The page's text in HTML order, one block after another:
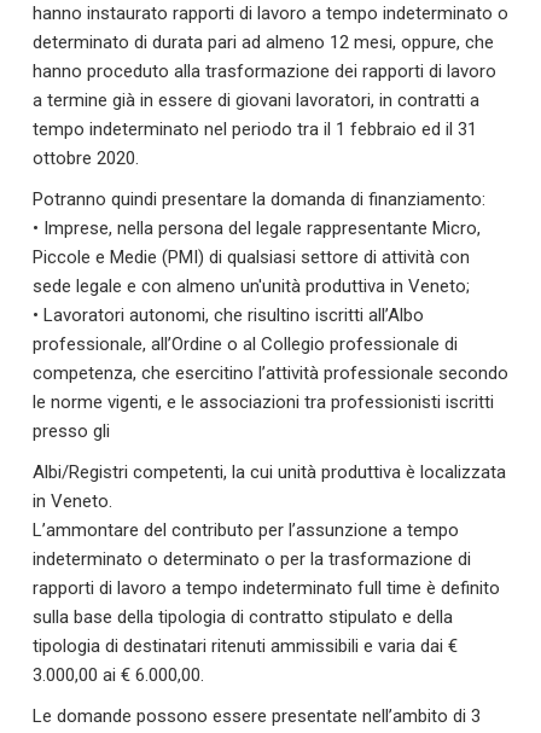
hanno instaurato rapporti di lavoro a tempo indeterminato o
determinato di durata pari ad almeno 12 mesi, oppure, che
hanno proceduto alla trasformazione dei rapporti di lavoro
a termine già in essere di giovani lavoratori, in contratti a
tempo indeterminato nel periodo tra il 1 febbraio ed il 31
ottobre 2020.
Potranno quindi presentare la domanda di finanziamento:
• Imprese, nella persona del legale rappresentante Micro,
Piccole e Medie (PMI) di qualsiasi settore di attività con
sede legale e con almeno un'unità produttiva in Veneto;
• Lavoratori autonomi, che risultino iscritti all’Albo
professionale, all’Ordine o al Collegio professionale di
competenza, che esercitino l’attività professionale secondo
le norme vigenti, e le associazioni tra professionisti iscritti
presso gli
Albi/Registri competenti, la cui unità produttiva è localizzata
in Veneto.
L’ammontare del contributo per l’assunzione a tempo
indeterminato o determinato o per la trasformazione di
rapporti di lavoro a tempo indeterminato full time è definito
sulla base della tipologia di contratto stipulato e della
tipologia di destinatari ritenuti ammissibili e varia dai €
3.000,00 ai € 6.000,00.
Le domande possono essere presentate nell’ambito di 3